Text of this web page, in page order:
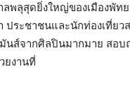
ลุสุดยิ่งใหญ่ของเมืองพัทย
ประชาชนและนักท่องเที่ย
จากศิลปินมากมาย สอบถ
ยงานที่